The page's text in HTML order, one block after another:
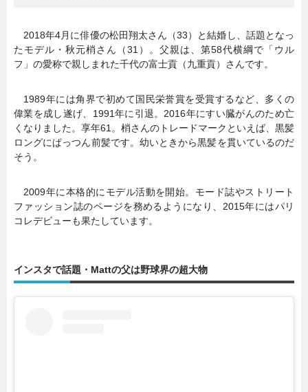
2018年4月に俳優の松田翔太さん（33）と結婚し、話題となっ
たモデル・秋元梢さん（31）。父親は、第58代横綱で「ウル
フ」の愛称で親しまれた千代の富士貢（九重貢）さんです。
1989年には角界で初めて国民栄誉賞を受賞するなど、多くの
偉業を成し遂げ、1991年に引退。2016年にすい臓がんのため亡
くなりました。享年61。梢さんのトレードマークといえば、黒髪
ロングにぱっつん前髪です。幼いときから黒髪を貫いているのだ
そう。
2009年に本格的にモデル活動を開始。モード誌やストリート
ファッション誌のページを務めるようになり、2015年にはパリ
コレデビューも果たしています。
インスタで話題・Mattの父は野球界の超大物